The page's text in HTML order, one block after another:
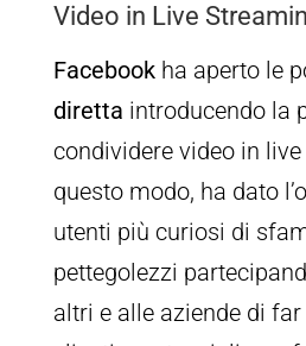
Video in Live
Facebookha aperto le
diretta introducendo la
condividere video in
questo modo, ha dato
utenti più curiosi di
pettegolezzi
altri e alle aziende di